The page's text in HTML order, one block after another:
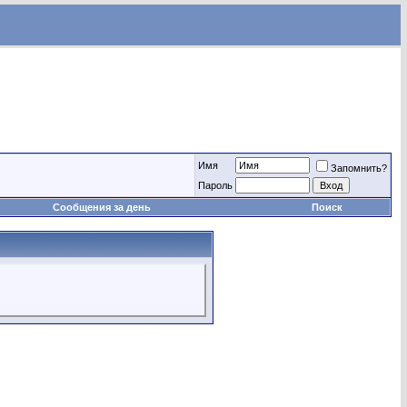
Имя
Запомнить?
Пароль
Сообщения за день Поиск